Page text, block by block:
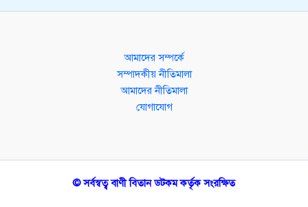
আমাদের সম্পর্কে
সম্পাদকীয় নীতিমালা
আমাদের নীতিমালা
যোগাযোগ
© সর্বস্বত্ব বাণী বিতান ডটকম কর্তৃক সংরক্ষিত